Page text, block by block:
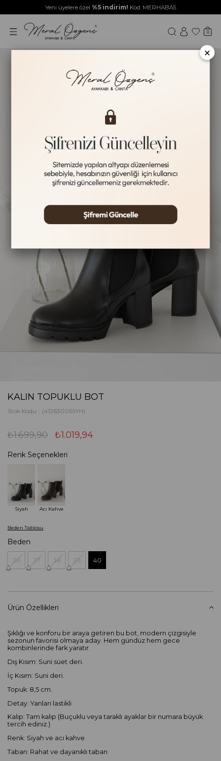
Yeni üyelere özel %5 indirim! Kod: MERHABA5
0
KALIN TOPUKLU BOT
Stok Kodu (41263005SYH)
₺1.699,90 ₺1.019,94
Renk Seçenekleri
Siyah Acı Kahve
Beden Tablosu
Beden
36 37 38 39 40
Ürün Özellikleri
Şıklığı ve konforu bir araya getiren bu bot, modern çizgisiyle
sezonun favorisi olmaya aday. Hem gündüz hem gece
kombinlerinde fark yaratır.
Dış Kısım: Suni süet deri.
İç Kısım: Suni deri.
Topuk: 8,5 cm.
Detay: Yanları lastikli
Kalıp: Tam kalıp (Buçuklu veya taraklı ayaklar bir numara büyük
tercih ediniz.)
Renk: Siyah ve acı kahve
Taban: Rahat ve dayanıklı taban
×